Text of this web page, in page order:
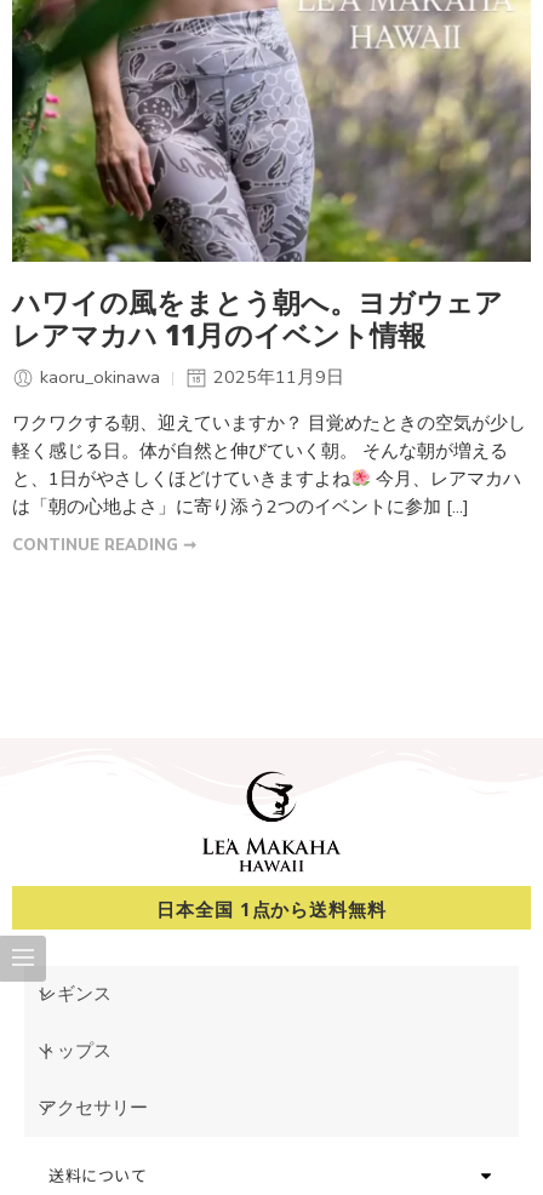
ハワイの風をまとう朝へ。ヨガウェア
レアマカハ 11月のイベント情報
kaoru_okinawa
2025年11月9日
ワクワクする朝、迎えていますか？ 目覚めたときの空気が少し
軽く感じる日。体が自然と伸びていく朝。 そんな朝が増える
と、1日がやさしくほどけていきますよね
今月、レアマカハ
は「朝の心地よさ」に寄り添う2つのイベントに参加 […]
CONTINUE READING ➞
日本全国 1点から送料無料
レギンス
トップス
アクセサリー
送料について